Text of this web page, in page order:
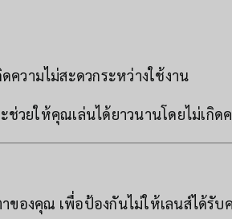
ความไม่สะดวกระหว่างใช้งาน
วยให้คุณเล่นได้ยาวนานโดยไม่เกิด
ของคุณ เพื่อป้องกันไม่ให้เลนส์ได้รับ